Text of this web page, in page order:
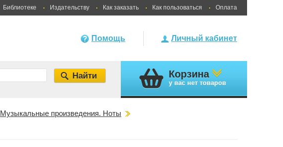
Библиотеке Издательству Как заказать Как пользоваться Оплата
Личный кабинет
Помощь
Корзина
у вас нет товаров
Музыкальные произведения. Ноты